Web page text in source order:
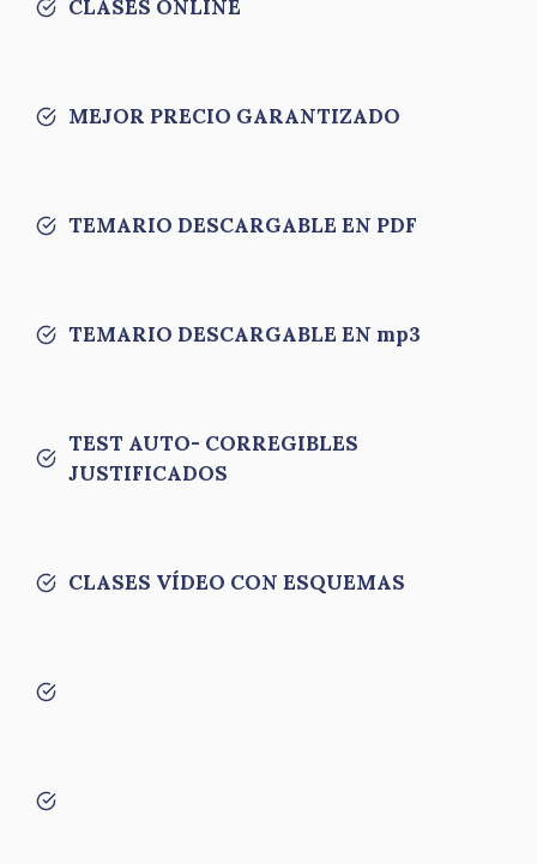
CLASES ONLINE
MEJOR PRECIO GARANTIZADO
TEMARIO DESCARGABLE EN PDF
TEMARIO DESCARGABLE EN mp3
TEST AUTO- CORREGIBLES
JUSTIFICADOS
CLASES VÍDEO CON ESQUEMAS